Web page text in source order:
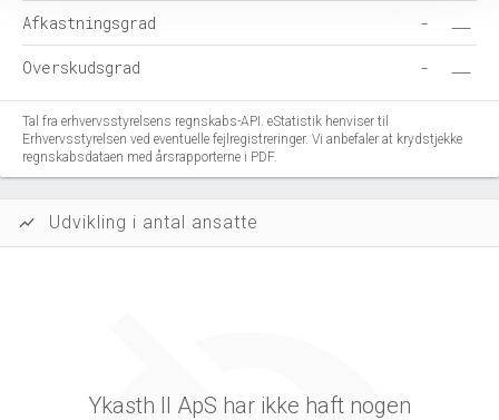
Afkastningsgrad -
Overskudsgrad -
Tal fra erhvervsstyrelsens regnskabs-API. eStatistik henviser til
Erhvervsstyrelsen ved eventuelle fejlregistreringer. Vi anbefaler at krydstjekke
regnskabsdataen med årsrapporterne i PDF.
show_chart Udvikling i antal ansatte
Ykasth II ApS har ikke haft nogen